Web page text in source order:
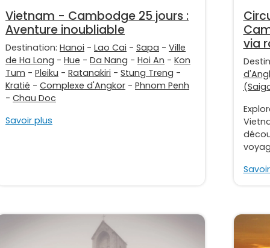
Vietnam - Cambodge 25 jours :
Aventure inoubliable
Destination: Hanoi - Lao Cai - Sapa - Ville
de Ha Long - Hue - Da Nang - Hoi An - Kon
Tum - Pleiku - Ratanakiri - Stung Treng -
Kratié - Complexe d'Angkor - Phnom Penh
- Chau Doc
Savoir plus
via